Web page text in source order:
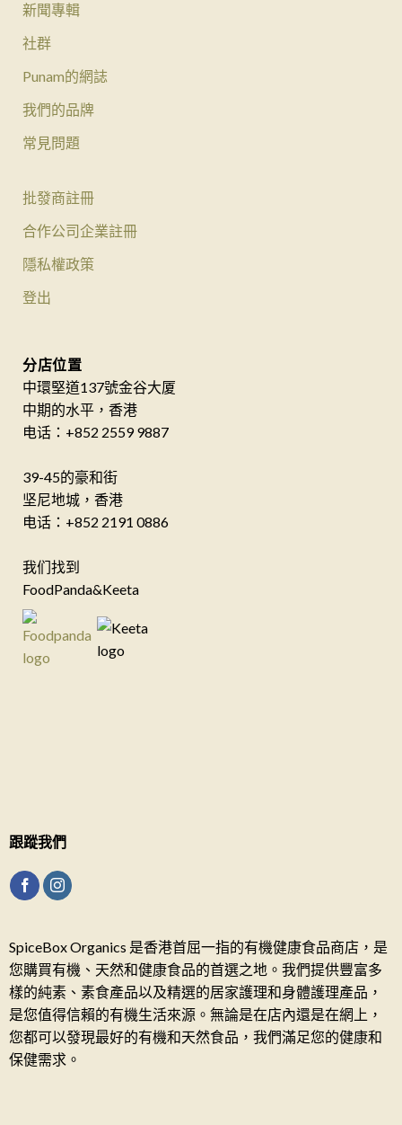
新聞專輯
社群
Punam的網誌
我們的品牌
常見問題
批發商註冊
合作公司企業註冊
隱私權政策
登出
分店位置
中環堅道137號金谷大厦
中期的水平，香港
电话：+852 2559 9887
39-45的豪和街
坚尼地城，香港
电话：+852 2191 0886
我们找到
FoodPanda&Keeta
跟蹤我們
SpiceBox Organics 是香港首屈一指的有機健康食品商店，是
您購買有機、天然和健康食品的首選之地。我們提供豐富多
樣的純素、素食產品以及精選的居家護理和身體護理產品，
是您值得信賴的有機生活來源。無論是在店內還是在網上，
您都可以發現最好的有機和天然食品，我們滿足您的健康和
保健需求。